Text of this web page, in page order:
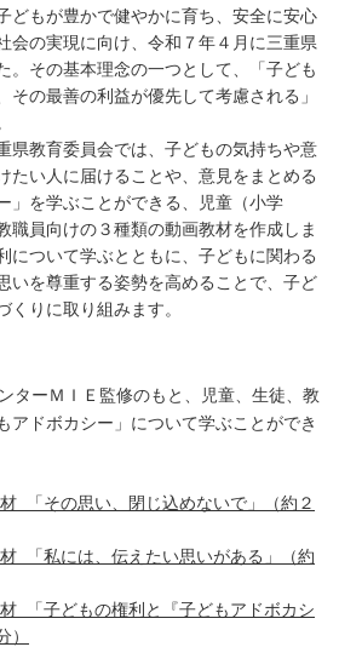
どもが豊かで健やかに育ち、安全に安心
会の実現に向け、令和７年４月に三重県
。その基本理念の一つとして、「子ども
その最善の利益が優先して考慮される」
県教育委員会では、子どもの気持ちや意
たい人に届けることや、意見をまとめる
」を学ぶことができる、児童（小学
職員向けの３種類の動画教材を作成しま
について学ぶとともに、子どもに関わる
いを尊重する姿勢を高めることで、子ど
くりに取り組みます。
ターＭＩＥ監修のもと、児童、生徒、教
アドボカシー」について学ぶことができ
「その思い、閉じ込めないで」（約２
「私には、伝えたい思いがある」（約
材 「子どもの権利と『子どもアドボカシ
）